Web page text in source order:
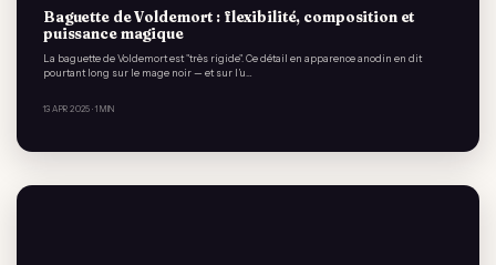
Baguette de Voldemort : flexibilité, composition et
puissance magique
La baguette de Voldemort est "très rigide". Ce détail en apparence anodin en dit
pourtant long sur le mage noir — et sur l’u…
13 APR 2025 · 1 MIN